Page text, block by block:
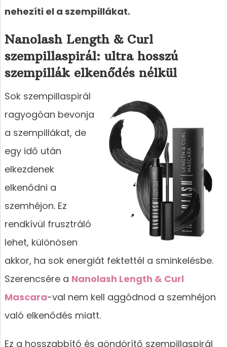
nehezíti el a szempillákat.
Nanolash Length & Curl
szempillaspirál: ultra hosszú
szempillák elkenődés nélkül
Sok szempillaspirál
ragyogóan bevonja
a szempillákat, de
egy idő után
elkezdenek
elkenődni a
szemhéjon. Ez
rendkívül frusztráló
lehet, különösen
akkor, ha sok energiát fektettél a sminkelésbe.
Szerencsére a Nanolash Length & Curl
Mascara-val nem kell aggódnod a szemhéjon
való elkenődés miatt.
Ez a hosszabbító és göndörítő szempillaspirál